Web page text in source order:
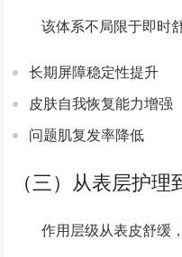
该体系不局限于即时
长期屏障稳定性提升
皮肤自我恢复能力增强
问题肌复发率降低
（三）从表层护
作用层级从表皮舒缓